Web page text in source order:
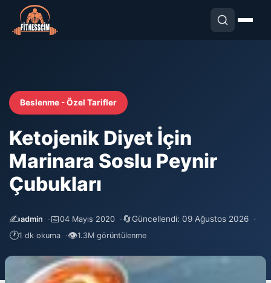
Beslenme - Özel Tarifler
Ketojenik Diyet İçin
Marinara Soslu Peynir
Çubukları
✍️admin 📅04 Mayıs 2020 🔄Güncellendi: 09 Ağustos 2026
🕐1 dk okuma 👁1.3M görüntülenme